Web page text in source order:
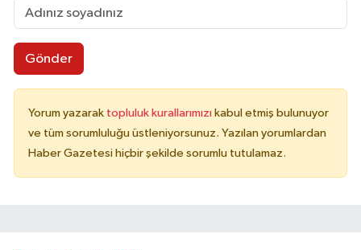
Gönder
Yorum yazarak topluluk kurallarımızı kabul etmiş bulunuyor
ve tüm sorumluluğu üstleniyorsunuz. Yazılan yorumlardan
Haber Gazetesi hiçbir şekilde sorumlu tutulamaz.